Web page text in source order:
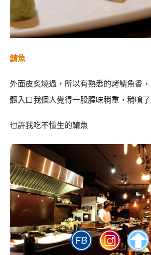
鯖魚
外面皮炙燒過，所以有熟悉的烤鯖魚香
體入口我個人覺得一股腥味稍重，稍嗆
也許我吃不懂生的鯖魚